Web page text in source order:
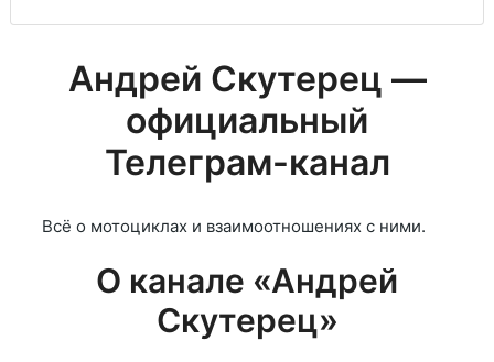
Андрей Скутерец —
официальный
Телеграм-канал
Всё о мотоциклах и взаимоотношениях с ними.
О канале «Андрей
Скутерец»